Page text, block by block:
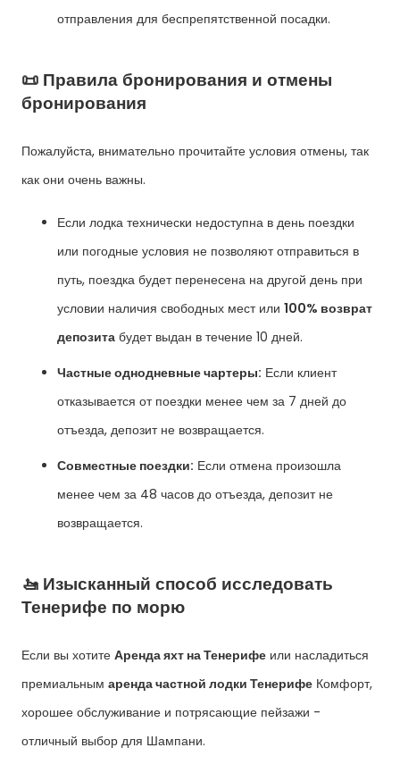
отправления для беспрепятственной посадки.
📜 Правила бронирования и отмены
бронирования
Пожалуйста, внимательно прочитайте условия отмены, так
как они очень важны.
Если лодка технически недоступна в день поездки
или погодные условия не позволяют отправиться в
путь, поездка будет перенесена на другой день при
условии наличия свободных мест или 100% возврат
депозита будет выдан в течение 10 дней.
Частные однодневные чартеры: Если клиент
отказывается от поездки менее чем за 7 дней до
отъезда, депозит не возвращается.
Совместные поездки: Если отмена произошла
менее чем за 48 часов до отъезда, депозит не
возвращается.
🚤 Изысканный способ исследовать
Тенерифе по морю
Если вы хотите Аренда яхт на Тенерифе или насладиться
премиальным аренда частной лодки Тенерифе Комфорт,
хорошее обслуживание и потрясающие пейзажи -
отличный выбор для Шампани.